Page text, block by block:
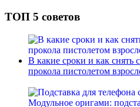
ТОП 5 советов
В какие сроки и как снять
прокола пистолетом